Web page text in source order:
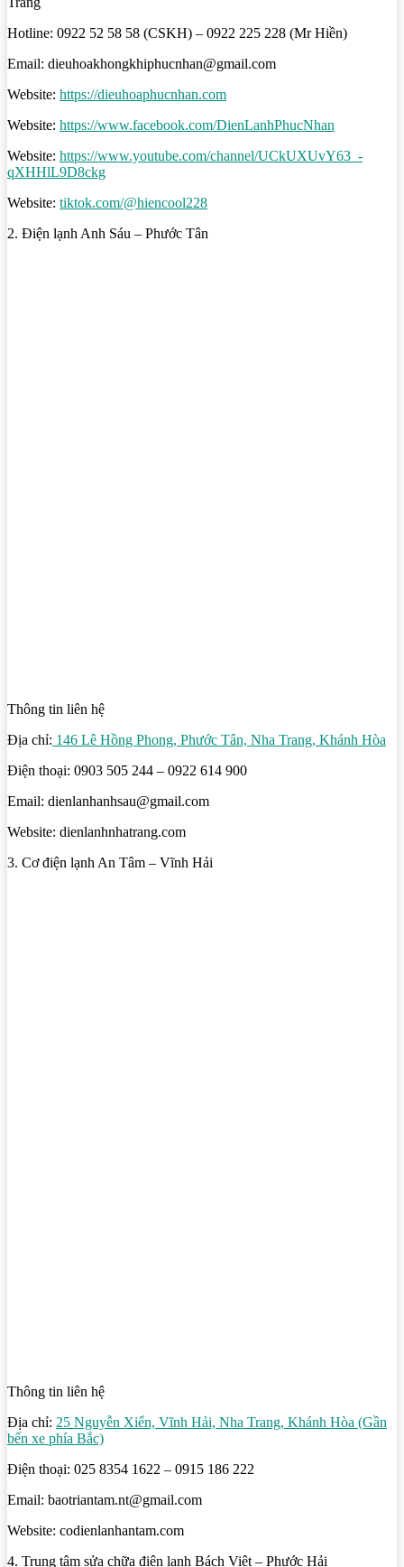
Hotline: 0922 52 58 58 (CSKH) – 0922 225 228 (Mr Hiền)
Email: dieuhoakhongkhiphucnhan@gmail.com
Website: https://dieuhoaphucnhan.com
Website: https://www.facebook.com/DienLanhPhucNhan
Website: https://www.youtube.com/channel/UCkUXUvY63_-
qXHHlL9D8ckg
Website: tiktok.com/@hiencool228
2. Điện lạnh Anh Sáu – Phước Tân
Thông tin liên hệ
Địa chỉ: 146 Lê Hồng Phong, Phước Tân, Nha Trang, Khánh Hòa
Điện thoại: 0903 505 244 – 0922 614 900
Email: dienlanhanhsau@gmail.com
Website: dienlanhnhatrang.com
3. Cơ điện lạnh An Tâm – Vĩnh Hải
Thông tin liên hệ
Địa chỉ: 25 Nguyễn Xiển, Vĩnh Hải, Nha Trang, Khánh Hòa (Gần
bến xe phía Bắc)
Điện thoại: 025 8354 1622 – 0915 186 222
Email: baotriantam.nt@gmail.com
Website: codienlanhantam.com
4. Trung tâm sửa chữa điện lạnh Bách Việt – Phước Hải